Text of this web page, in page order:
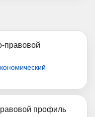
правовой
профиль